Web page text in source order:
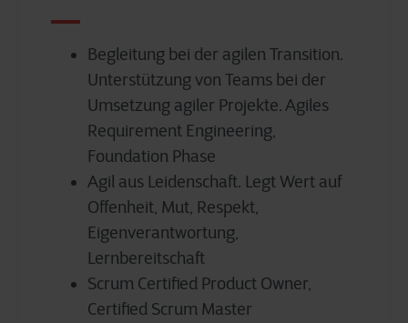
Begleitung bei der agilen Transition.
Unterstützung von Teams bei der
Umsetzung agiler Projekte. Agiles
Requirement Engineering,
Foundation Phase
Agil aus Leidenschaft. Legt Wert auf
Offenheit, Mut, Respekt,
Eigenverantwortung,
Lernbereitschaft
Scrum Certified Product Owner,
Certified Scrum Master